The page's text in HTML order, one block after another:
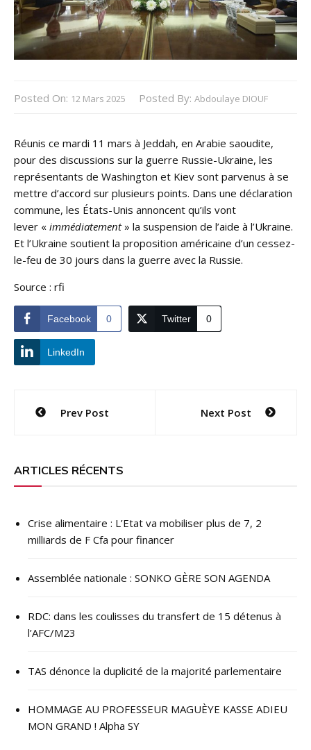
Posted On: 12 Mars 2025 Posted By: Abdoulaye DIOUF
Réunis ce mardi 11 mars à Jeddah, en Arabie saoudite,
pour des discussions sur la guerre Russie-Ukraine, les
représentants de Washington et Kiev sont parvenus à se
mettre d’accord sur plusieurs points. Dans une déclaration
commune, les États-Unis annoncent qu’ils vont
lever « immédiatement» la suspension de l’aide à l’Ukraine.
Et l’Ukraine soutient la proposition américaine d’un cessez-
le-feu de 30 jours dans la guerre avec la Russie.
Source : rfi
Facebook 0 Twitter 0
LinkedIn
Navigation
l’article
Prev Post Next Post
ARTICLES RÉCENTS
Crise alimentaire : L’Etat va mobiliser plus de 7, 2
milliards de F Cfa pour financer
Assemblée nationale : SONKO GÈRE SON AGENDA
RDC: dans les coulisses du transfert de 15 détenus à
l’AFC/M23
TAS dénonce la duplicité de la majorité parlementaire
HOMMAGE AU PROFESSEUR MAGUÈYE KASSE ADIEU
MON GRAND ! Alpha SY